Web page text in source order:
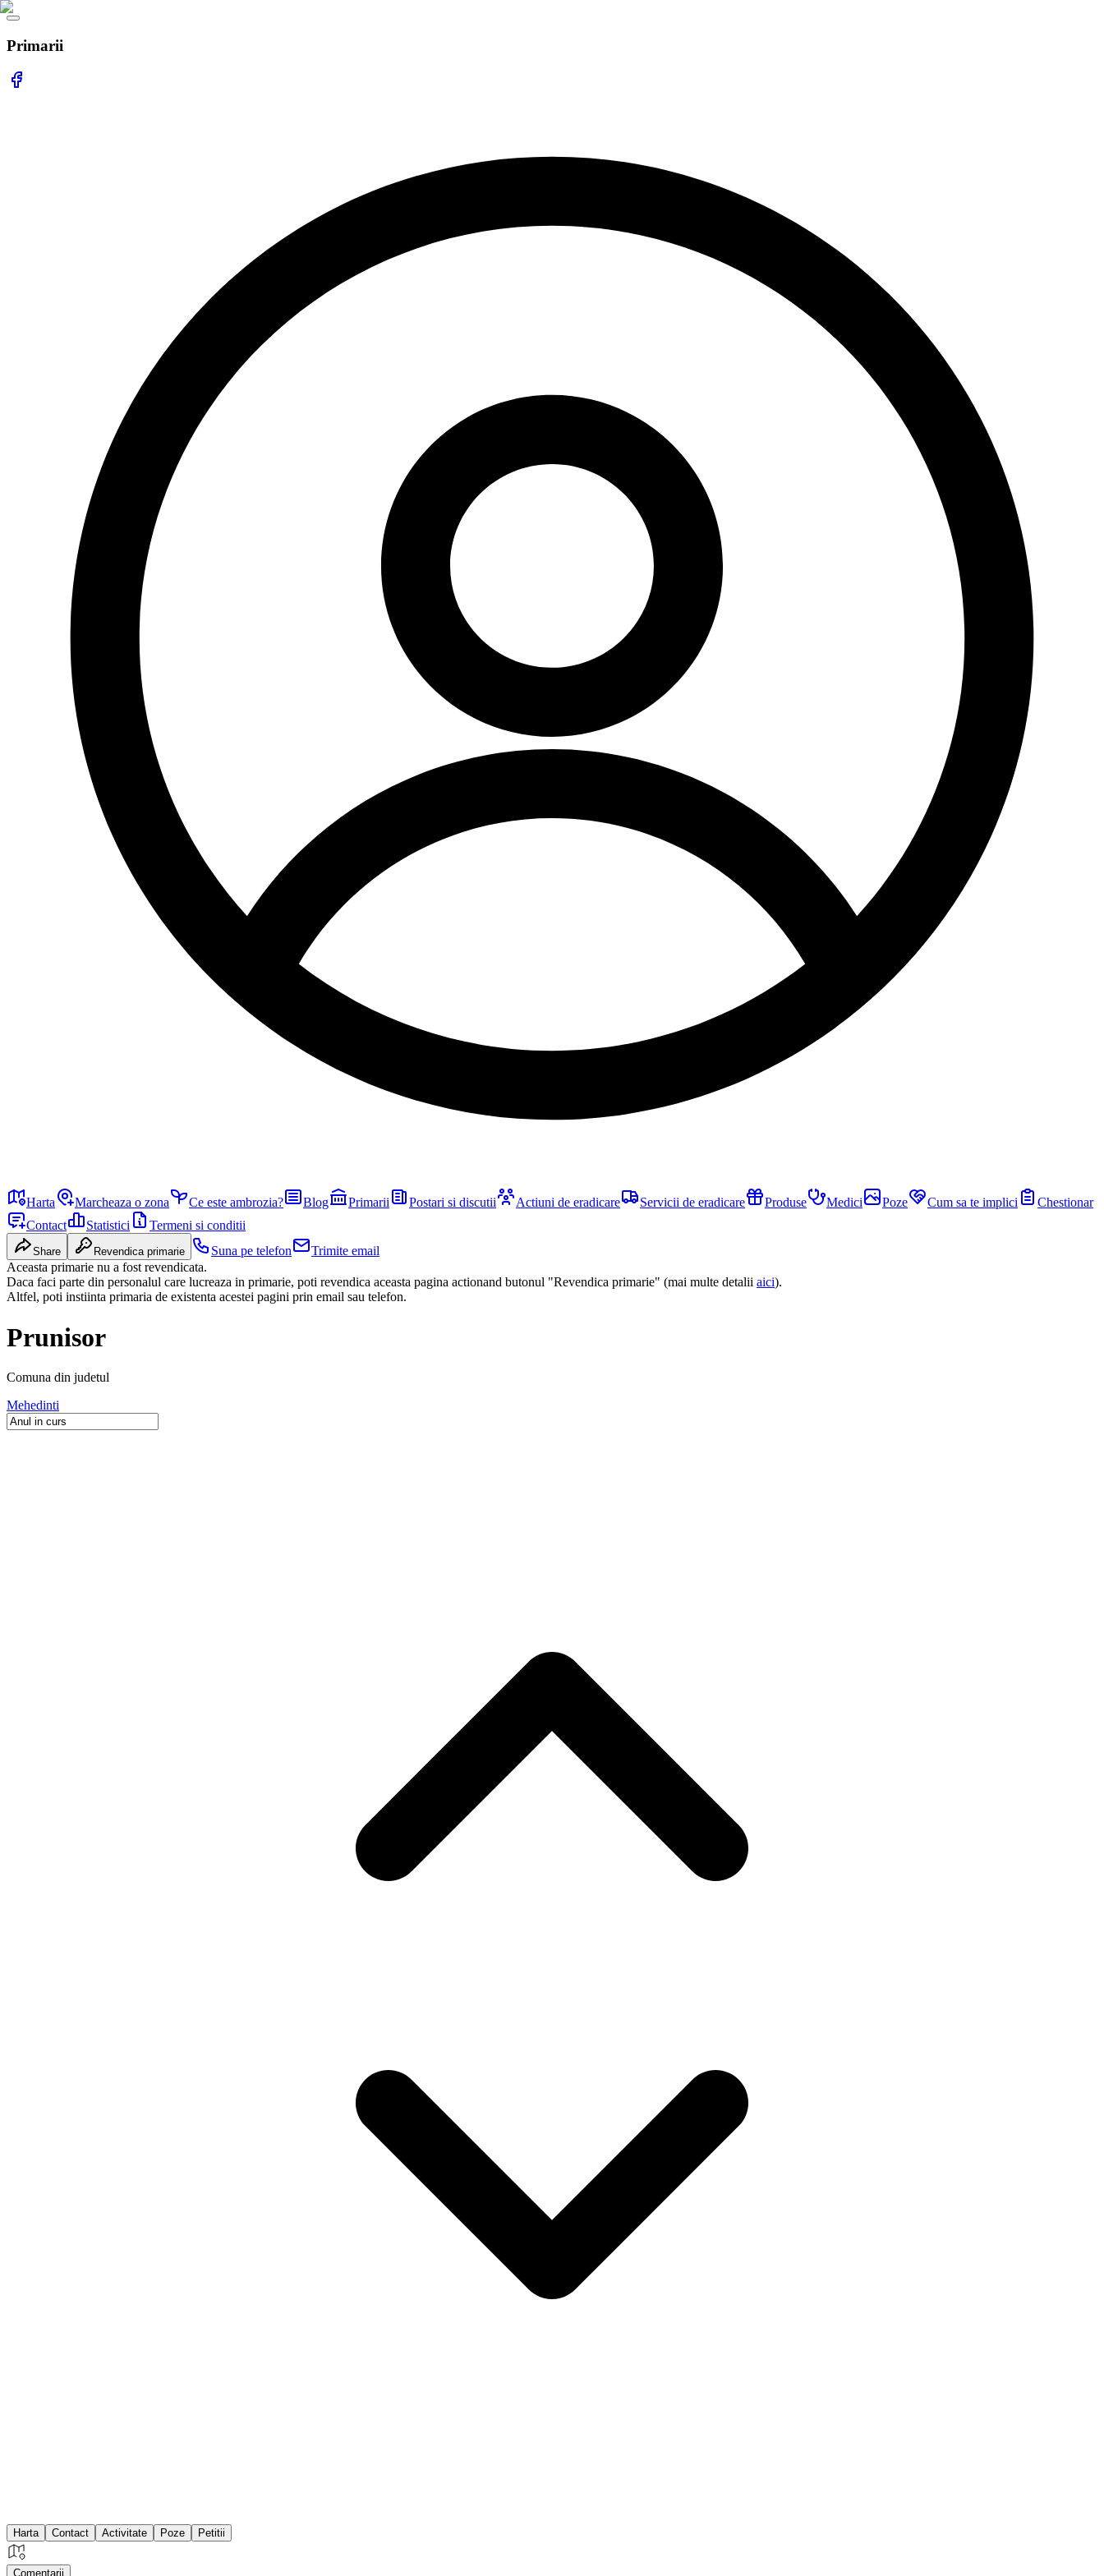
Primarii
Harta Marcheaza o zona Ce este ambrozia? Blog Primarii Postari si discutii Actiuni de eradicare Servicii de eradicare Produse Medici Poze Cum sa te implici
Chestionar
Contact
Statistici Termeni si conditii
Share Revendica primarie Suna pe telefon
Trimite email
Aceasta primarie nu a fost revendicata.
Daca faci parte din personalul care lucreaza in primarie, poti revendica aceasta pagina actionand butonul "Revendica primarie" (mai multe detalii aici).
Altfel, poti instiinta primaria de existenta acestei pagini prin email sau telefon.
Prunisor
Comuna din judetul
Mehedinti
Harta Contact Activitate Poze Petitii
Comentarii